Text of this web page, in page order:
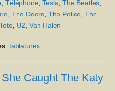
, Téléphone, Tesla, The Beatles,
, The Doors, The Police, The
Toto, U2, Van Halen
tablatures
Caught The Katy